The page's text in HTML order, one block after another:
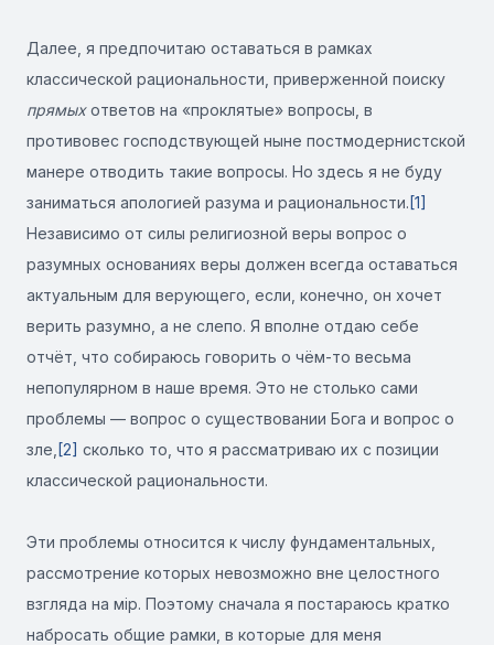
Далее, я предпочитаю оставаться в рамках
классической рациональности, приверженной поиску
прямыхответов на «проклятые» вопросы, в
противовес господствующей ныне постмодернистской
манере отводить такие вопросы. Но здесь я не буду
заниматься апологией разума и рациональности. [1]
Независимо от силы религиозной веры вопрос о
разумных основаниях веры должен всегда оставаться
актуальным для верующего, если, конечно, он хочет
верить разумно, а не слепо. Я вполне отдаю себе
отчёт, что собираюсь говорить о чём-то весьма
непопулярном в наше время. Это не столько сами
проблемы — вопрос о существовании Бога и вопрос о
зле, [2] сколько то, что я рассматриваю их с позиции
классической рациональности.
Эти проблемы относится к числу фундаментальных,
рассмотрение которых невозможно вне целостного
взгляда на мір. Поэтому сначала я постараюсь кратко
набросать общие рамки, в которые для меня